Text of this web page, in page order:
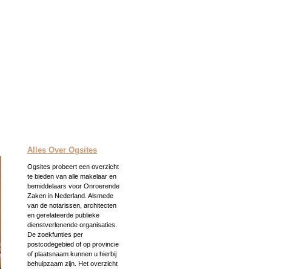
Alles Over Ogsites
Ogsites probeert een overzicht
te bieden van alle makelaar en
bemiddelaars voor Onroerende
Zaken in Nederland. Alsmede
van de notarissen, architecten
en gerelateerde publieke
dienstverlenende organisaties.
De zoekfunties per
postcodegebied of op provincie
of plaatsnaam kunnen u hierbij
behulpzaam zijn. Het overzicht